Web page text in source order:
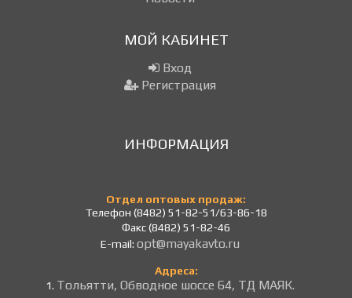
МОЙ КАБИНЕТ
Вход
Регистрация
ИНФОРМАЦИЯ
Отдел оптовых продаж:
Телефон (8482) 51-82-51/63-86-18
Факс (8482) 51-82-46
E-mail: opt@mayakavto.ru
Адреса:
1. Тольятти, Обводное шоссе 64, ТД МАЯК.